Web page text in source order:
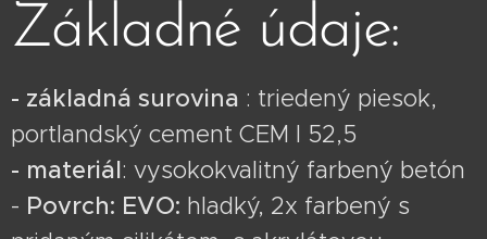
Základné údaje:
- základná surovina : triedený piesok,
portlandský cement CEM I 52,5
- materiál: vysokokvalitný farbený betón
- Povrch: EVO: hladký, 2x farbený s